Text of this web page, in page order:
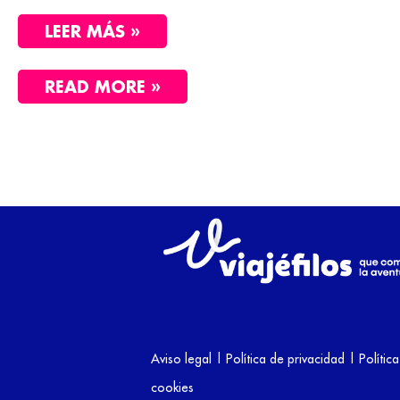
LEER MÁS »
READ MORE »
Aviso legal |Política de privacidad |
cookies